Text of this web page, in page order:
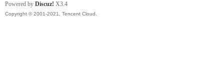
Powered by Discuz! X3.4
Copyright © 2001-2021, Tencent Cloud.